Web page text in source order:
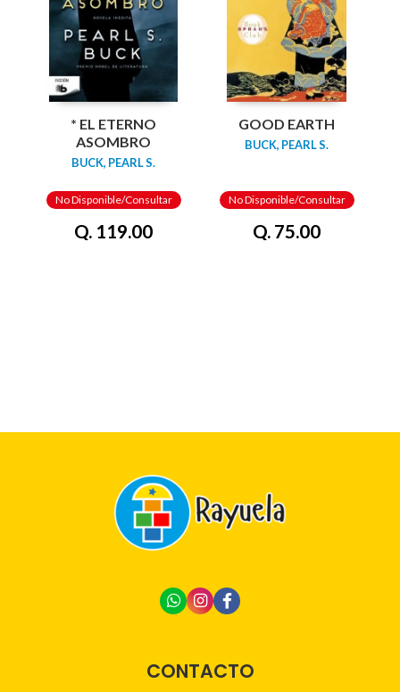
* EL ETERNO
ASOMBRO
BUCK, PEARL S.
No Disponible/Consultar
Q. 119.00
GOOD EARTH
BUCK, PEARL S.
No Disponible/Consultar
Q. 75.00
CONTACTO